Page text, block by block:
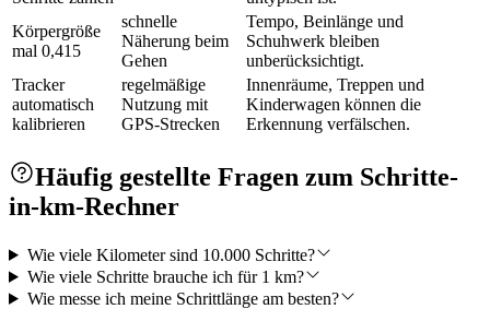
Körpergröße
mal 0,415
schnelle
Näherung beim
Gehen
Tempo, Beinlänge und
Schuhwerk bleiben
unberücksichtigt.
Tracker
automatisch
kalibrieren
regelmäßige
Nutzung mit
GPS-Strecken
Innenräume, Treppen und
Kinderwagen können die
Erkennung verfälschen.
Häufig gestellte Fragen zum Schritte-
in-km-Rechner
Wie viele Kilometer sind 10.000 Schritte?
Wie viele Schritte brauche ich für 1 km?
Wie messe ich meine Schrittlänge am besten?